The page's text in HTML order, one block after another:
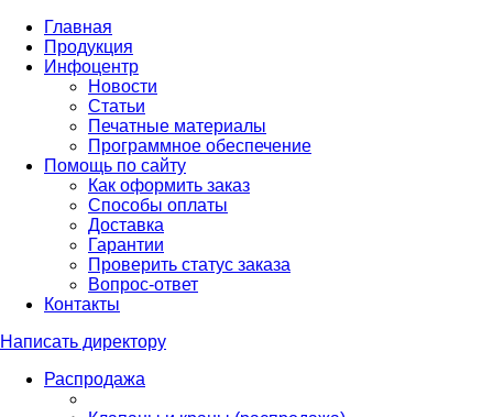
Главная
Продукция
Инфоцентр
Новости
Статьи
Печатные материалы
Программное обеспечение
Помощь по сайту
Как оформить заказ
Способы оплаты
Доставка
Гарантии
Проверить статус заказа
Вопрос-ответ
Контакты
Написать директору
Распродажа